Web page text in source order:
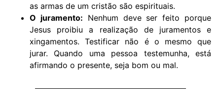
as armas de um cristão são espirituais.
O juramento: Nenhum deve ser feito porque
Jesus proibiu a realização de juramentos e
xingamentos. Testificar não é o mesmo que
jurar. Quando uma pessoa testemunha, está
afirmando o presente, seja bom ou mal.